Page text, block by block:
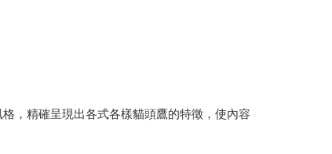
，精確呈現出各式各樣貓頭鷹的特徵，使內容